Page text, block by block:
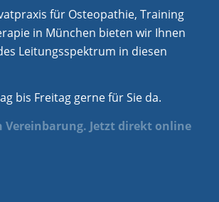
für Osteopathie, Training
in München bieten wir Ihnen
Leitungsspektrum in diesen
bis Freitag gerne für Sie da.
Vereinbarung. Jetzt direkt online